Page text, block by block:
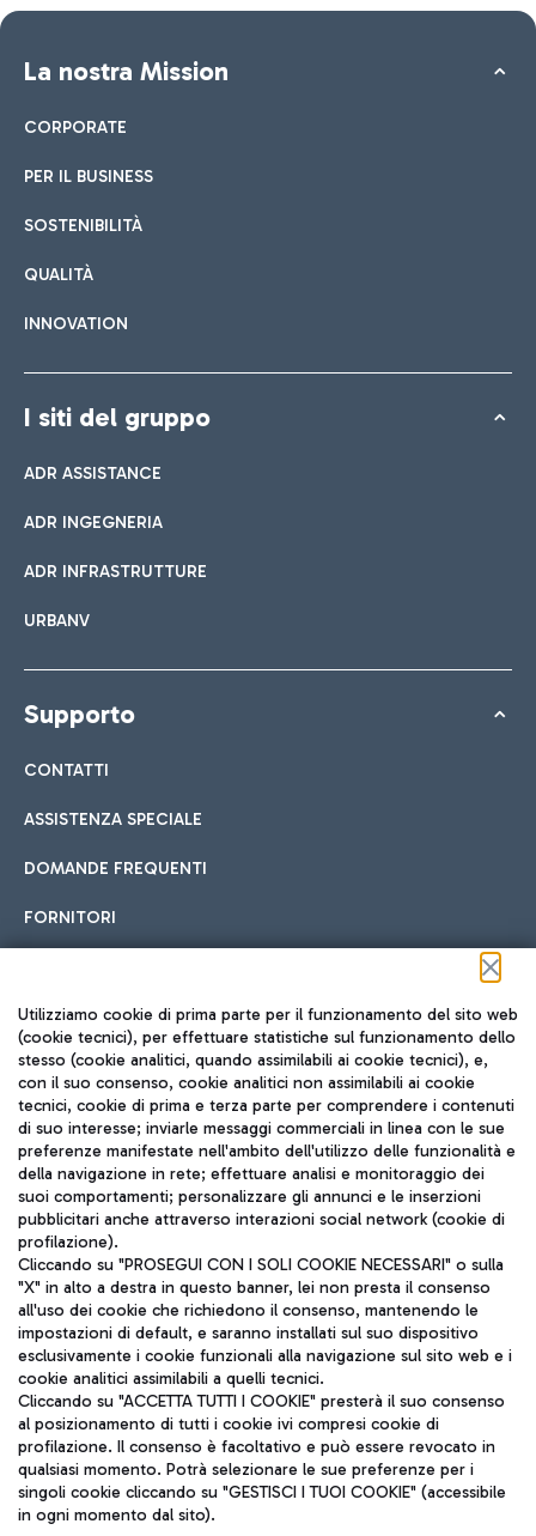
La nostra Mission
CORPORATE
PER IL BUSINESS
SOSTENIBILITÀ
QUALITÀ
INNOVATION
I siti del gruppo
ADR ASSISTANCE
ADR INGEGNERIA
ADR INFRASTRUTTURE
URBANV
Supporto
CONTATTI
ASSISTENZA SPECIALE
DOMANDE FREQUENTI
FORNITORI
Seguici sui social
TRAVEL JOURNAL
ITA
Aeroporti di Roma S.p.A. - Società soggetta a direzione e
coordinamento di Mundys S.p.A.
Codice fiscale e Registro delle Imprese di Roma 13032990155 P.
IVA 06572251004
Capitale sociale 62.224.743,00 int. vers.
Sede legale: Via Pier Paolo Racchetti 1 - 00054 Fiumicino (RM)
telefono +39 06 65951
Utilizziamo cookie di prima parte per il funzionamento del sito web
(cookie tecnici), per effettuare statistiche sul funzionamento dello
stesso (cookie analitici, quando assimilabili ai cookie tecnici), e,
con il suo consenso, cookie analitici non assimilabili ai cookie
tecnici, cookie di prima e terza parte per comprendere i contenuti
di suo interesse; inviarle messaggi commerciali in linea con le sue
preferenze manifestate nell'ambito dell'utilizzo delle funzionalità e
della navigazione in rete; effettuare analisi e monitoraggio dei
suoi comportamenti; personalizzare gli annunci e le inserzioni
pubblicitari anche attraverso interazioni social network (cookie di
profilazione).
Cliccando su "PROSEGUI CON I SOLI COOKIE NECESSARI" o sulla
"X" in alto a destra in questo banner, lei non presta il consenso
all'uso dei cookie che richiedono il consenso, mantenendo le
impostazioni di default, e saranno installati sul suo dispositivo
esclusivamente i cookie funzionali alla navigazione sul sito web e i
cookie analitici assimilabili a quelli tecnici.
Cliccando su "ACCETTA TUTTI I COOKIE" presterà il suo consenso
al posizionamento di tutti i cookie ivi compresi cookie di
profilazione. Il consenso è facoltativo e può essere revocato in
qualsiasi momento. Potrà selezionare le sue preferenze per i
singoli cookie cliccando su "GESTISCI I TUOI COOKIE" (accessibile
in ogni momento dal sito).